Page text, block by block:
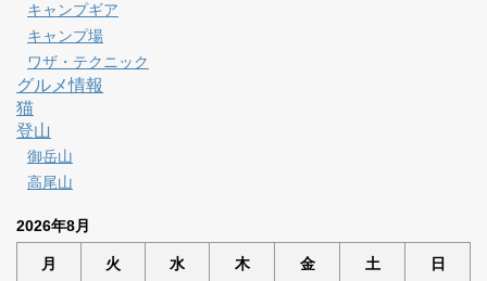
キャンプギア
キャンプ場
ワザ・テクニック
グルメ情報
猫
登山
御岳山
高尾山
2026年8月
月 火 水 木 金 土 日